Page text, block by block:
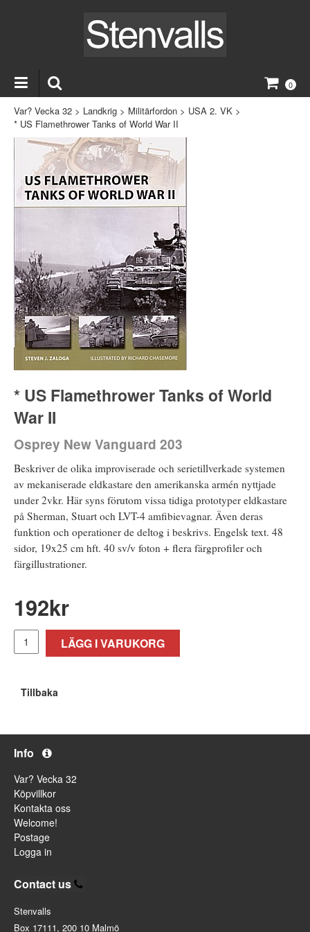
0
Var? Vecka 32 > Landkrig > Militärfordon > USA 2. VK >
* US Flamethrower Tanks of World War II
* US Flamethrower Tanks of World
War II
Osprey New Vanguard 203
Beskriver de olika improviserade och serietillverkade systemen
av mekaniserade eldkastare den amerikanska armén nyttjade
under 2vkr. Här syns förutom vissa tidiga prototyper eldkastare
på Sherman, Stuart och LVT-4 amfibievagnar. Även deras
funktion och operationer de deltog i beskrivs. Engelsk text. 48
sidor, 19x25 cm hft. 40 sv/v foton + flera färgprofiler och
färgillustrationer.
192kr
LÄGG I VARUKORG
Tillbaka
Info
Var? Vecka 32
Köpvillkor
Kontakta oss
Welcome!
Postage
Logga in
Contact us
Stenvalls
Box 17111, 200 10 Malmö